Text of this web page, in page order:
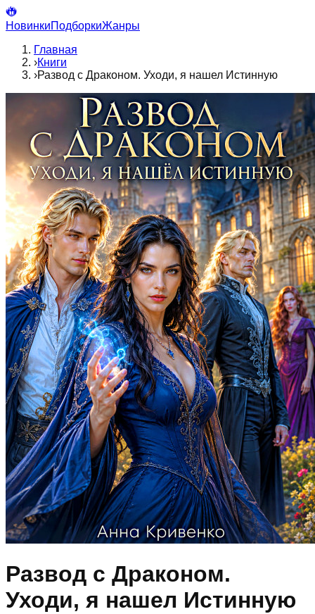
НовинкиПодборкиЖанры
Главная
›Книги
›Развод с Драконом. Уходи, я нашел Истинную
Развод с Драконом.
Уходи, я нашел Истинную